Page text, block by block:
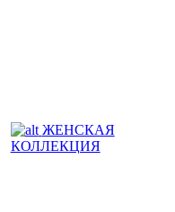
ЖЕНСКАЯ
КОЛЛЕКЦИЯ